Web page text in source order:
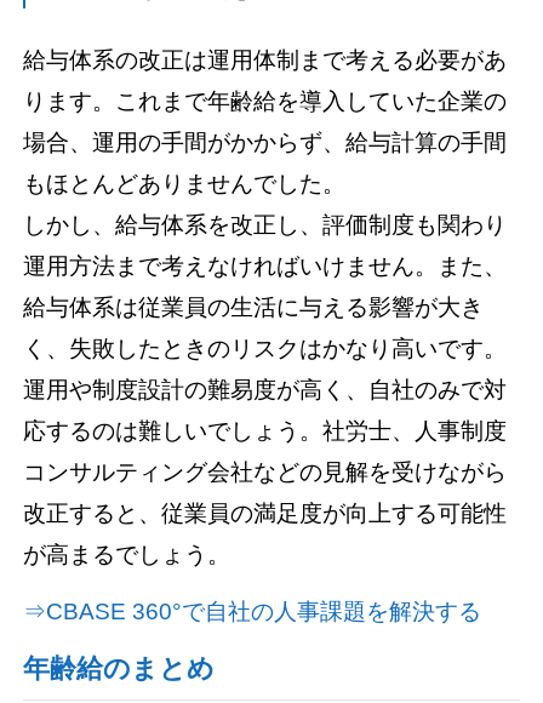
給与体系の改正は運用体制まで考える必要があ
ります。これまで年齢給を導入していた企業の
場合、運用の手間がかからず、給与計算の手間
もほとんどありませんでした。
しかし、給与体系を改正し、評価制度も関わり
運用方法まで考えなければいけません。また、
給与体系は従業員の生活に与える影響が大き
く、失敗したときのリスクはかなり高いです。
運用や制度設計の難易度が高く、自社のみで対
応するのは難しいでしょう。社労士、人事制度
コンサルティング会社などの見解を受けながら
改正すると、従業員の満足度が向上する可能性
が高まるでしょう。
⇒CBASE 360°で自社の人事課題を解決する
年齢給のまとめ